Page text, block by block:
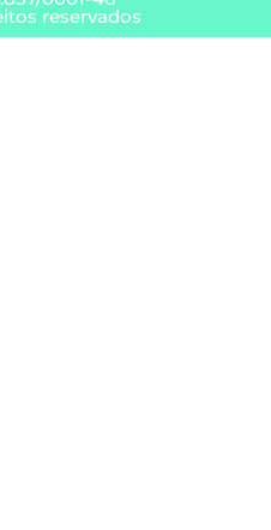
reservados